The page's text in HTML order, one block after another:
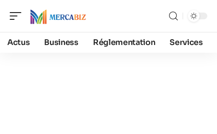
Actus Business Réglementation Services